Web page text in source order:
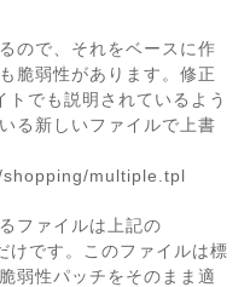
ので、それをベースに作
脆弱性があります。修正
でも説明されているよう
る新しいファイルで上書
multiple.tpl
ファイルは上記の
です。このファイルは標
弱性パッチをそのまま適